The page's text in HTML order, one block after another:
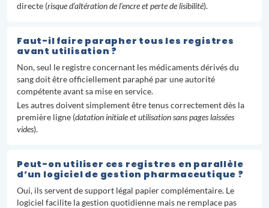
directe (risque d’altération de l’encre et perte de lisibilité).
Faut-il faire parapher tous les registres
avant utilisation ?
Non, seul le registre concernant les médicaments dérivés du
sang doit être officiellement paraphé par une autorité
compétente avant sa mise en service.
Les autres doivent simplement être tenus correctement dès la
première ligne (datation initiale et utilisation sans pages laissées
vides).
Peut-on utiliser ces registres en parallèle
d’un logiciel de gestion pharmaceutique ?
Oui, ils servent de support légal papier complémentaire. Le
logiciel facilite la gestion quotidienne mais ne remplace pas